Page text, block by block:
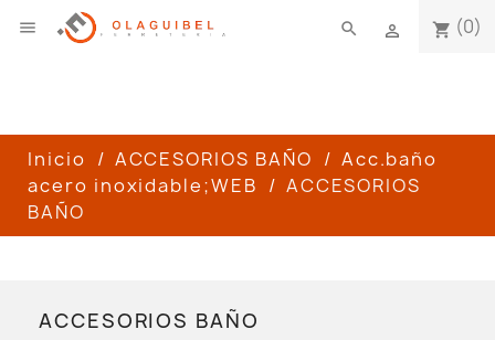
 shopping_cart (0)

search
Inicio ACCESORIOS BAÑO
Acc.baño
acero inoxidable;WEB
ACCESORIOS
BAÑO
ACCESORIOS BAÑO